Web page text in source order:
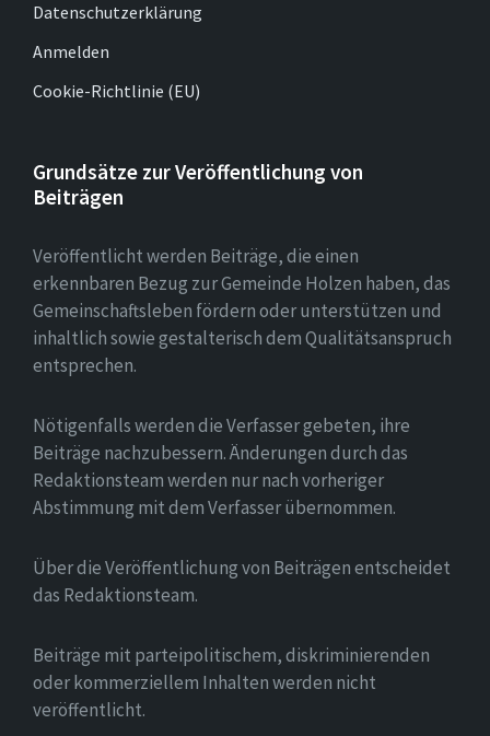
Datenschutzerklärung
Anmelden
Cookie-Richtlinie (EU)
Grundsätze zur Veröffentlichung von
Beiträgen
Veröffentlicht werden Beiträge, die einen
erkennbaren Bezug zur Gemeinde Holzen haben, das
Gemeinschaftsleben fördern oder unterstützen und
inhaltlich sowie gestalterisch dem Qualitätsanspruch
entsprechen.
Nötigenfalls werden die Verfasser gebeten, ihre
Beiträge nachzubessern. Änderungen durch das
Redaktionsteam werden nur nach vorheriger
Abstimmung mit dem Verfasser übernommen.
Über die Veröffentlichung von Beiträgen entscheidet
das Redaktionsteam.
Beiträge mit parteipolitischem, diskriminierenden
oder kommerziellem Inhalten werden nicht
veröffentlicht.